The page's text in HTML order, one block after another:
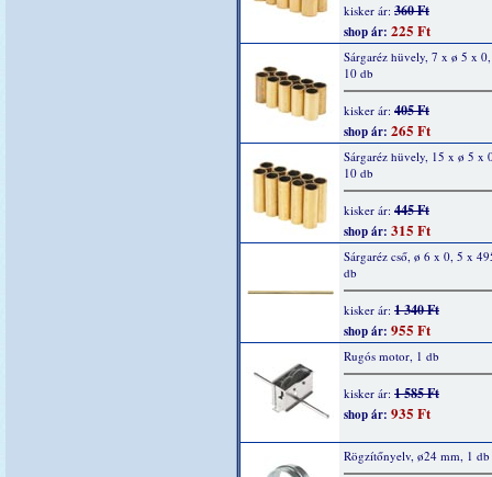
kisker ár: 360 Ft
shop ár: 225 Ft
Sárgaréz hüvely, 7 x ø 5 x
10 db
kisker ár: 405 Ft
shop ár: 265 Ft
Sárgaréz hüvely, 15 x ø 5 x
10 db
kisker ár: 445 Ft
shop ár: 315 Ft
Sárgaréz cső, ø 6 x 0, 5 x
db
kisker ár: 1 340 Ft
shop ár: 955 Ft
Rugós motor, 1 db
kisker ár: 1 585 Ft
shop ár: 935 Ft
Rögzítőnyelv, ø24 mm, 1 db